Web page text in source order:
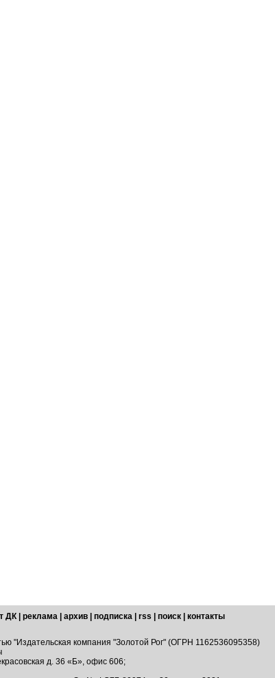
ДК реклама архив подписка rss поиск
контакты
"Издательская компания "Золотой Рог" (ОГРН 1162536095358)
д. 36 «Б», офис 606;